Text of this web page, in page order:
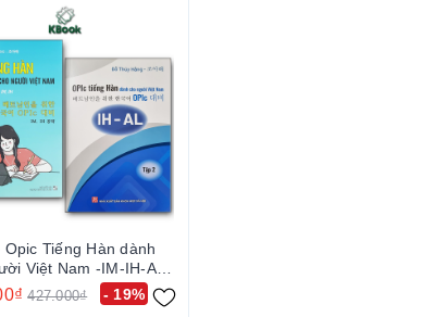
- 19%
Opic Tiếng Hàn dành
Việt Nam -IM-IH-AL
- Cô Đỗ Thúy Hằng -
Xịn
427.000₫